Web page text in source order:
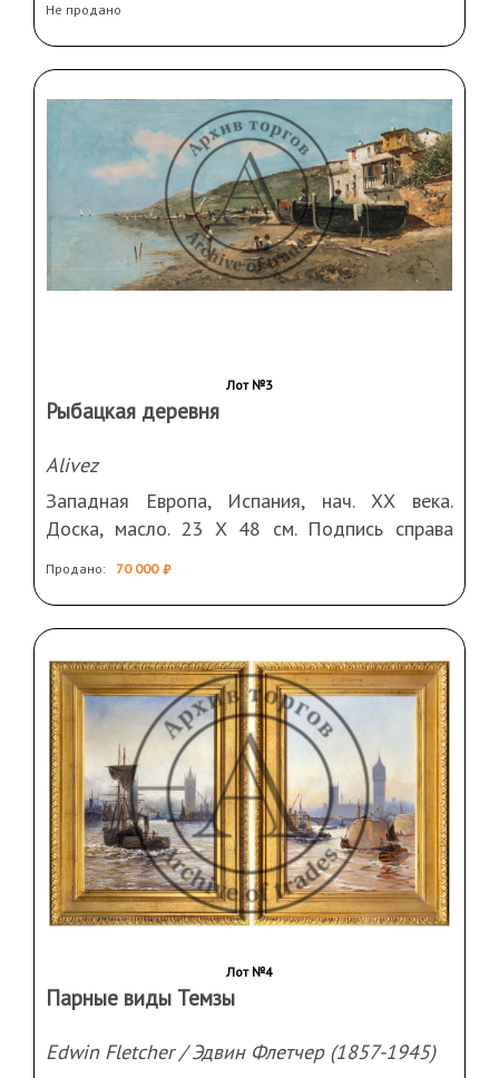
Не продано
Лот №3
Рыбацкая деревня
Alivez
Западная Европа, Испания, нач. ХХ века.
Доска, масло. 23 Х 48 см. Подпись справа
Продано: 70 000
Лот №4
Парные виды Темзы
Edwin Fletcher / Эдвин Флетчер (1857-1945)